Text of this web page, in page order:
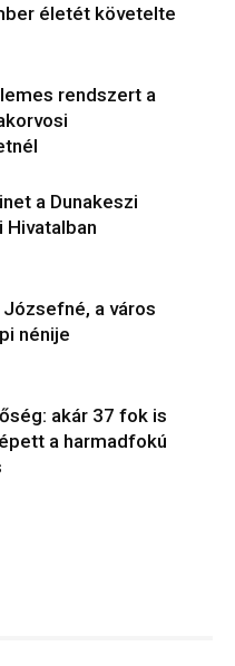
életét követelte
rendszert a
a Dunakeszi
a város
nénije
akár 37 fok is
a harmadfokú